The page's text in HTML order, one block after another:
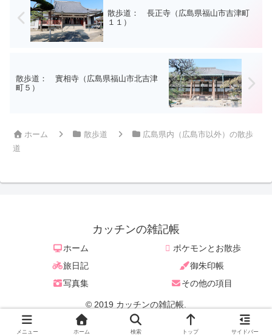
散歩道： 長正寺（広島県福山市吉津町
１１）
散歩道： 實相寺（広島県福山市北吉津
町５）
ホーム 散歩道
広島県内（広島市以外）の散歩
道
カッチンの雑記帳
ホーム
ポケモンとお散歩
旅日記
御朱印帳
写真集
その他の項目
© 2019 カッチンの雑記帳.
メニュー ホーム 検索 トップ サイドバー
/* クリッカブル用コード */